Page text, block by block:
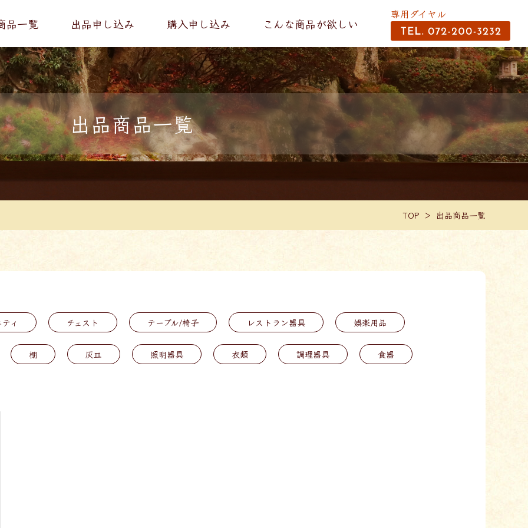
品一覧 出品申し込み 購入申し込み こんな商品が欲しい
専用ダイヤル
出品商品一覧
TOP 出品商品一覧
ィ チェスト テーブル/椅子 レストラン器具 娯楽用品
棚 灰皿 照明器具 衣類 調理器具 食器